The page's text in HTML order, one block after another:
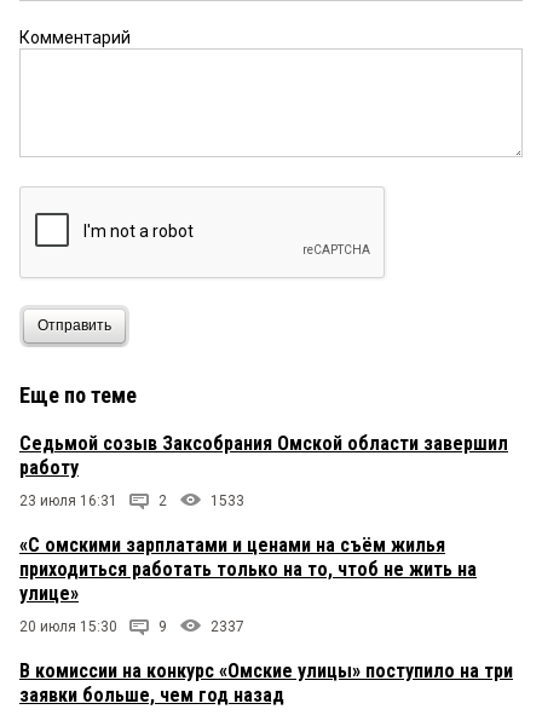
Комментарий
Отправить
Еще по теме
Седьмой созыв Заксобрания Омской области завершил
работу
23 июля 16:31 2 1533
«С омскими зарплатами и ценами на съём жилья
приходиться работать только на то, чтоб не жить на
улице»
20 июля 15:30 9 2337
В комиссии на конкурс «Омские улицы» поступило на три
заявки больше, чем год назад